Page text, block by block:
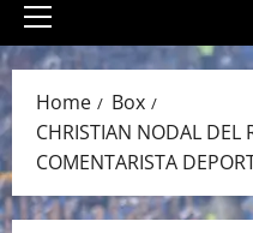
Primary
Menu
Home
Box
CHRISTIAN NODAL DEL
COMENTARISTA